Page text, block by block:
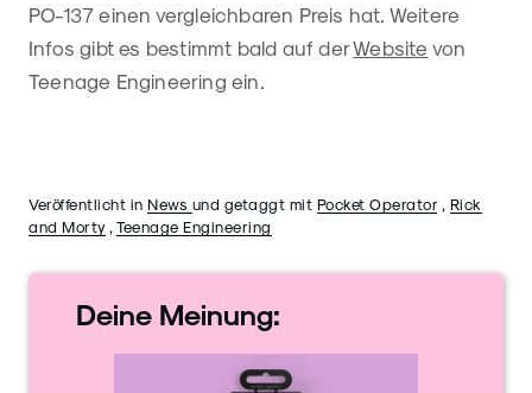
PO-137 einen vergleichbaren Preis hat. Weitere
Infos gibt es bestimmt bald auf derWebsite von
Teenage Engineering ein.
Veröffentlicht in News und getaggt mit Pocket Operator, Rick
and Morty, Teenage Engineering
Deine Meinung: